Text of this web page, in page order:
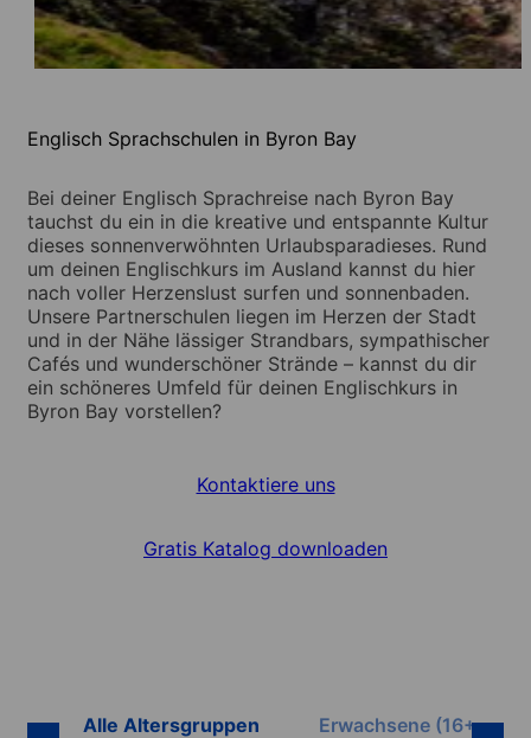
Englisch Sprachschulen in Byron Bay
Bei deiner Englisch Sprachreise nach Byron Bay
tauchst du ein in die kreative und entspannte Kultur
dieses sonnenverwöhnten Urlaubsparadieses. Rund
um deinen Englischkurs im Ausland kannst du hier
nach voller Herzenslust surfen und sonnenbaden.
Unsere Partnerschulen liegen im Herzen der Stadt
und in der Nähe lässiger Strandbars, sympathischer
Cafés und wunderschöner Strände – kannst du dir
ein schöneres Umfeld für deinen Englischkurs in
Byron Bay vorstellen?
Kontaktiere uns
Gratis Katalog downloaden
Alle Altersgruppen Erwachsene (16+)